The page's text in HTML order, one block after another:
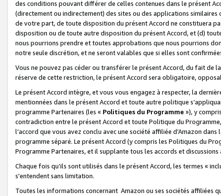
des conditions pouvant différer de celles contenues dans le présent
(directement ou indirectement) des sites ou des applications
de votre part, de toute disposition du présent Accord ne constituera
disposition ou de toute autre disposition du présent Accord, et (d)
nous pourrions prendre et toutes approbations que nous pourrions
notre seule discrétion, et ne seront valables que si elles sont
Vous ne pouvez pas céder ou transférer le présent Accord, du fait de
réserve de cette restriction, le présent Accord sera obligatoire,
Le présent Accord intègre, et vous vous engagez à respecter, la
mentionnées dans le présent Accord et toute autre politique
programme Partenaires (les « Politiques du Programme »), y
contradiction entre le présent Accord et toute Politique du
l’accord que vous avez conclu avec une société affiliée d’Amazon
programme séparé. Le présent Accord (y compris les Politiques du
Programme Partenaires, et il supplante tous les accords et discussions
Chaque fois qu’ils sont utilisés dans le présent Accord, les termes «
s'entendent sans limitation.
Toutes les informations concernant Amazon ou ses sociétés affiliées